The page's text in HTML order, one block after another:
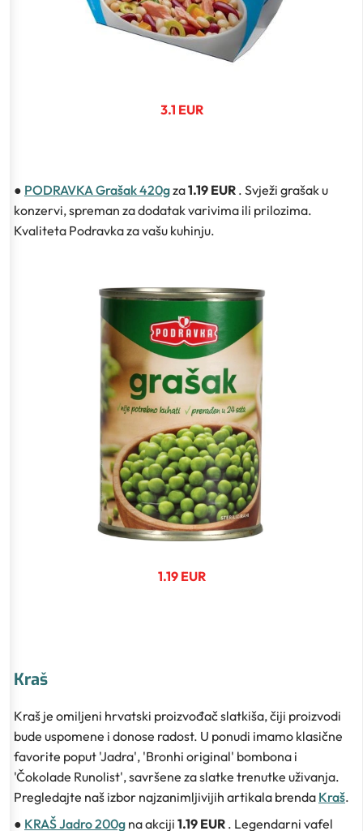
3.1 EUR
● PODRAVKA Grašak 420gza1.19 EUR . Svježi grašak u
konzervi, spreman za dodatak varivima ili prilozima.
Kvaliteta Podravka za vašu kuhinju.
1.19 EUR
Kraš
Kraš je omiljeni hrvatski proizvođač slatkiša, čiji proizvodi
bude uspomene i donose radost. U ponudi imamo klasične
favorite poput 'Jadra', 'Bronhi original' bombona i
'Čokolade Runolist', savršene za slatke trenutke uživanja.
Pregledajte naš izbor najzanimljivijih artikala brenda Kraš.
● KRAŠ Jadro 200g na akciji 1.19 EUR . Legendarni vafel